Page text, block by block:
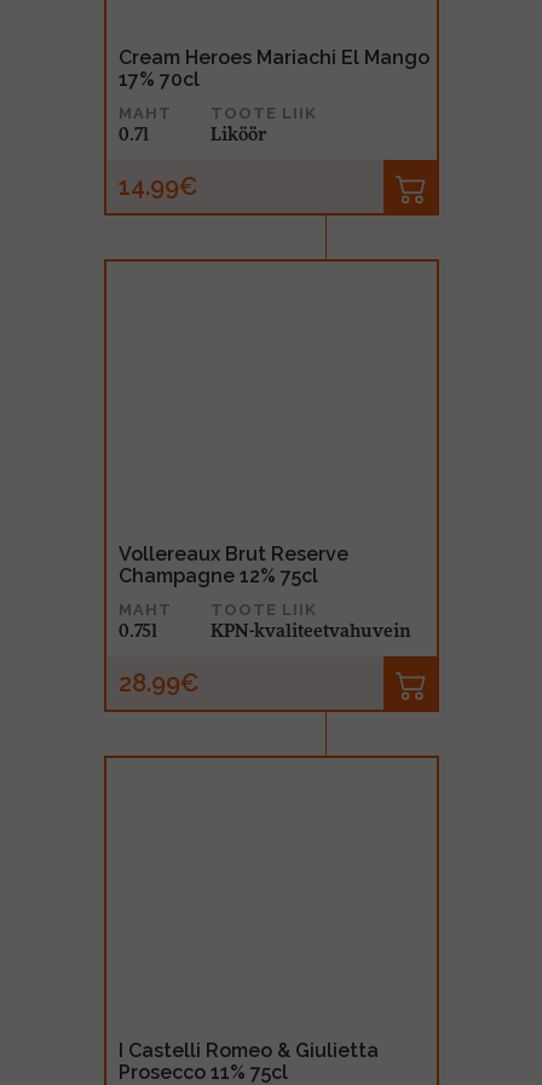
Cream Heroes Mariachi El Mango
17% 70cl
MAHT
0.7l
TOOTE LIIK
Liköör
14.99€
Vollereaux Brut Reserve
Champagne 12% 75cl
MAHT
0.75l
TOOTE LIIK
KPN-kvaliteetvahuvein
28.99€
I Castelli Romeo & Giulietta
Prosecco 11% 75cl